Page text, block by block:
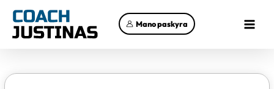
prie
turinio
Mano paskyra
Menu